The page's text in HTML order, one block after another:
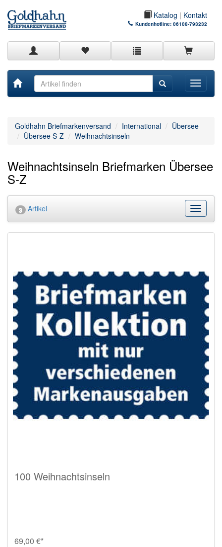
Katalog | Kontakt
Kundenhotline: 06108-793232
Toggle
Goldhahn Briefmarkenversand International
Übersee
Übersee S-Z
Weihnachtsinseln
Weihnachtsinseln Briefmarken Übersee
S-Z
3 Artikel
100 Weihnachtsinseln
69,00 €*